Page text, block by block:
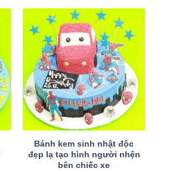
Bánh kem sinh nhật độc
đẹp lạ tạo hình người nhện
bên chiếc xe